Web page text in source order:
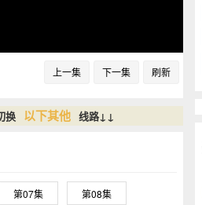
上一集 下一集 刷新
换 以下其他 线路↓↓
第07集 第08集